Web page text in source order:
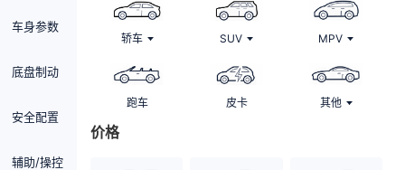
车身参数
底盘制动
安全配置
辅助/操控
轿车 SUV MPV
跑车 皮卡 其他
价格